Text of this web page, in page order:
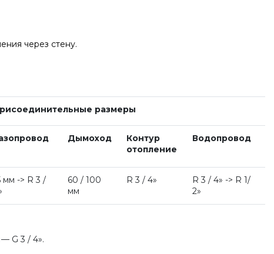
через стену.
размеры
Дымоход
Контур
отопление
Водопровод
мм -> R 3 /
60 / 100
мм
R 3 / 4»
R 3 / 4» -> R 1/
2»
G 3 / 4».